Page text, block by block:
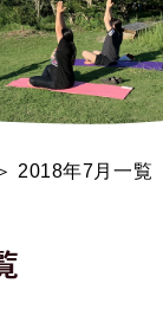
2018年7月一覧